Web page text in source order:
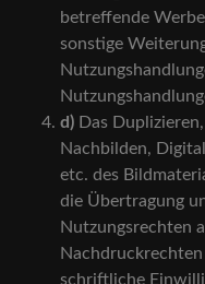
betreffende
sonstige
d) Das
Nachbilden,
etc. des
die Übertragung
Nutzungsrechten
schriftliche